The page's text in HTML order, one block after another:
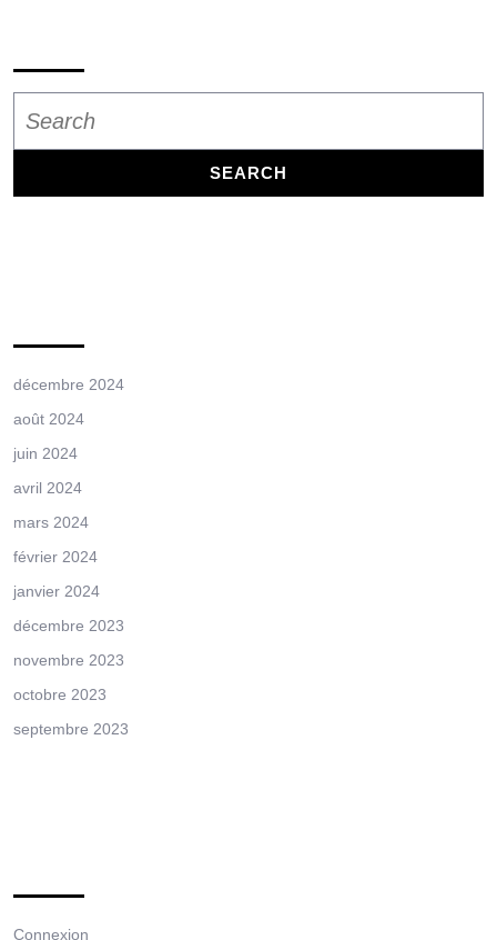
for:
décembre 2024
août 2024
juin 2024
avril 2024
mars 2024
février 2024
janvier 2024
décembre 2023
novembre 2023
octobre 2023
septembre 2023
Connexion